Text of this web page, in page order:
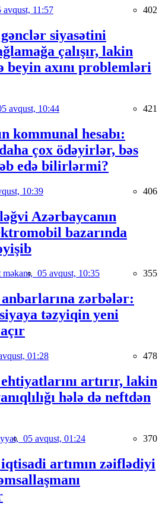
avqust, 11:57 402
siyasətini
çalışır, lakin
beyin axını problemləri
avqust, 10:44 421
kommunal hesabı:
çox ödəyirlər, bəs
edə bilirlərmi?
10:39 406
Azərbaycanın
bazarında
05 avqust, 10:35 355
zərbələr:
təzyiqin yeni
01:28 478
artırır, lakin
hələ də neftdən
05 avqust, 01:24 370
artımın zəiflədiyi